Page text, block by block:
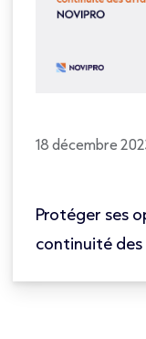
18 décembre
Protéger ses
continuité